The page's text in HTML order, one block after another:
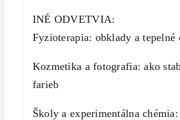
INÉ ODVETVIA:
Fyzioterapia: obklady a tepelné
Kozmetika a fotografia: ako
farieb
Školy a experimentálna